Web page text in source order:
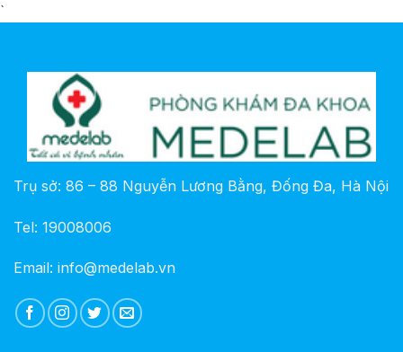
`
Trụ sở: 86 – 88 Nguyễn Lương Bằng, Đống Đa, Hà Nội
Tel: 19008006
Email: info@medelab.vn